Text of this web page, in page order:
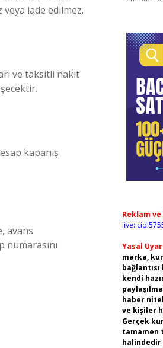
iade edilmez.
ve taksitli nakit
kapanış
avans
numarasını
Reklam
Yasal
marka,
kendi
haber
ve kişiler
Gerçek
tamamen
halindedir